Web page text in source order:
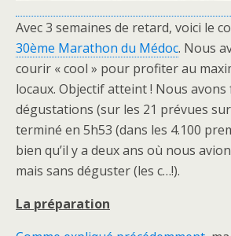
Avec 3 semaines de retard, voici le
30ème Marathon du Médoc. Nous
courir « cool » pour profiter au
locaux. Objectif atteint ! Nous avons
dégustations (sur les 21 prévues
terminé en 5h53 (dans les 4.100
bien qu’il y a deux ans où nous
mais sans déguster (les c…!).
La préparation